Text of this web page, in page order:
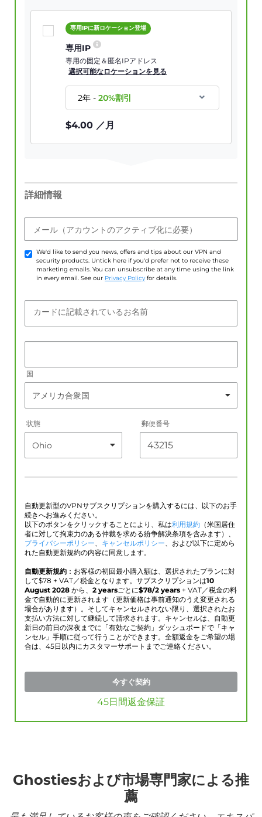
専用IPに新ロケーション登場
専用IP
専用の固定＆匿名IPアドレス
選択可能なロケーションを見る
2年-20%割引
$4.00 ／月
詳細情報
メール（アカウントのアクティブ化に必要）
We'd like to send you news, offers and tips about our VPN and
security products. Untick here if you'd prefer not to receive these
marketing emails. You can unsubscribe at any time using the link
in every email. See our Privacy Policy for details.
カードに記載されているお名前
国
状態 郵便番号
自動更新型のVPNサブスクリプションを購入するには、以下のお手
続きへお進みください。
以下のボタンをクリックすることにより、私は利用規約 （米国居住
者に対して拘束力のある仲裁を求める紛争解決条項を含みます）、
プライバシーポリシー、 キャンセルポリシー、および以下に定めら
れた自動更新規約の内容に同意します。
自動更新規約 ：お客様の初回最小購入額は、選択されたプランに対
して$78 + VAT／税金となります。サブスクリプションは10
August 2028 から、 2 yearsごとに$78/2 years + VAT／税金の料
金で自動的に更新されます（更新価格は事前通知のうえ変更される
場合があります）。そしてキャンセルされない限り、選択されたお
支払い方法に対して継続して請求されます。キャンセルは、自動更
新日の前日の深夜までに「有効なご契約」ダッシュボードで「キャ
ンセル」手順に従って行うことができます。全額返金をご希望の場
合は、45日以内にカスタマーサポートまでご連絡ください。
今すぐ契約
45日間返金保証
Ghostiesおよび市場専門家による推
薦